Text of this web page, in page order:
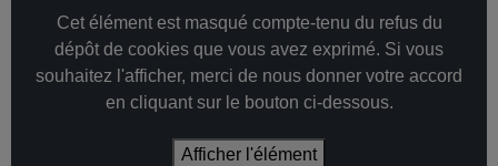
Cet élément est masqué compte-tenu du refus du
dépôt de cookies que vous avez exprimé. Si vous
souhaitez l'afficher, merci de nous donner votre accord
en cliquant sur le bouton ci-dessous.
Afficher l'élément